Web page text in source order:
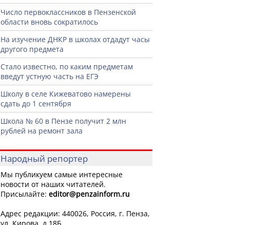
Число первоклассников в Пензенской
области вновь сократилось
На изучение ДНКР в школах отдадут часы
другого предмета
Стало известно, по каким предметам
введут устную часть на ЕГЭ
Школу в селе Кижеватово намерены
сдать до 1 сентября
Школа № 60 в Пензе получит 2 млн
рублей на ремонт зала
Народный репортер
Мы публикуем самые интересные
новости от наших читателей.
Присылайте: editor@penzainform.ru
Адрес редакции: 440026, Россия, г. Пенза,